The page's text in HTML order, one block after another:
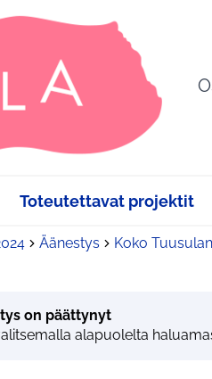
Toteutettavat projektit
Äänestys Koko
on päättynyt
alapuolelta